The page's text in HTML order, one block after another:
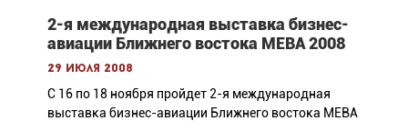
2-я международная выставка бизнес-
авиации Ближнего востока MEBA 2008
29 июля 2008
C 16 по 18 ноября пройдет 2-я международная
выставка бизнес-авиации Ближнего востока MEBA